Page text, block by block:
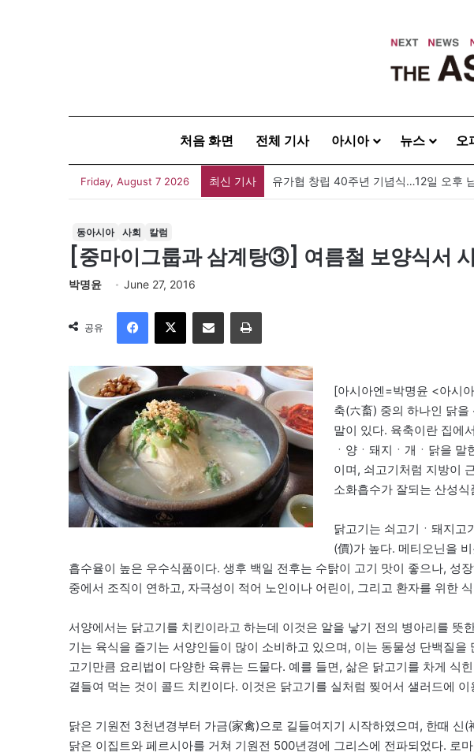
처음 화면 전체 기사 아시아 뉴스 오
Friday, August 7 2026 최신 기사 유가협 창립 40주년 기념식…12일 오후
동아시아 사회 칼럼
[중마이그룹과 삼계탕③] 여름철 보양식서
박명윤 June 27, 2016
공유
이메일
[아시아엔=박명윤 <아시
축(六畜) 중의 하나인 닭을
말이 있다. 육축이란 집에
ㆍ양ㆍ돼지ㆍ개ㆍ닭을
이며, 쇠고기처럼 지방이
소화흡수가 잘되는 산성식
닭고기는 쇠고기ㆍ돼지고
(價)가 높다. 메티오닌을
흡수율이 높은 우수식품이다. 생후 백일 전후는 수탉이 고기 맛이 좋으나, 성
중에서 조직이 연하고, 자극성이 적어 노인이나 어린이, 그리고 환자를 위한
서양에서는 닭고기를 치킨이라고 하는데 이것은 알을 낳기 전의 병아리를 뜻
기는 육식을 즐기는 서양인들이 많이 소비하고 있으며, 이는 동물성 단백질
고기만큼 요리법이 다양한 육류는 드물다. 예를 들면, 삶은 닭고기를 차게 식
곁들여 먹는 것이 콜드 치킨이다. 이것은 닭고기를 실처럼 찢어서 샐러드에
닭은 기원전 3천년경부터 가금(家禽)으로 길들여지기 시작하였으며, 한때 신
닭은 이집트와 페르시아를 거쳐 기원전 500년경에 그리스에 전파되었다. 로